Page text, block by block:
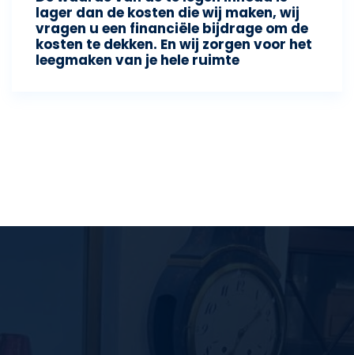
lager dan de kosten die wij maken, wij
vragen u een financiële bijdrage om de
kosten te dekken. En wij zorgen voor het
leegmaken van je hele ruimte